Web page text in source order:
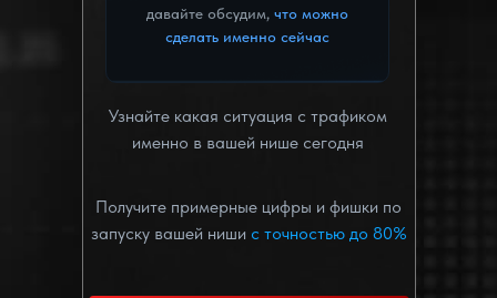
давайте обсудим, что можно
сделать именно сейчас
Узнайте какая ситуация с трафиком
именно в вашей нише сегодня
Получите примерные цифры и фишки по
запуску вашей ниши с точностью до 80%